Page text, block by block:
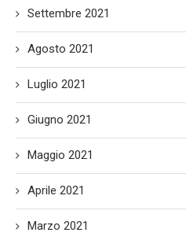
Settembre 2021
Agosto 2021
Luglio 2021
Giugno 2021
Maggio 2021
Aprile 2021
Marzo 2021